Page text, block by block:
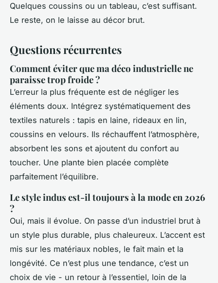
Quelques coussins ou un tableau, c’est suffisant.
Le reste, on le laisse au décor brut.
Questions récurrentes
Comment éviter que ma déco industrielle ne
paraisse trop froide ?
L’erreur la plus fréquente est de négliger les
éléments doux. Intégrez systématiquement des
textiles naturels : tapis en laine, rideaux en lin,
coussins en velours. Ils réchauffent l’atmosphère,
absorbent les sons et ajoutent du confort au
toucher. Une plante bien placée complète
parfaitement l’équilibre.
Le style indus est-il toujours à la mode en 2026
?
Oui, mais il évolue. On passe d’un industriel brut à
un style plus durable, plus chaleureux. L’accent est
mis sur les matériaux nobles, le fait main et la
longévité. Ce n’est plus une tendance, c’est un
choix de vie - un retour à l’essentiel, loin de la